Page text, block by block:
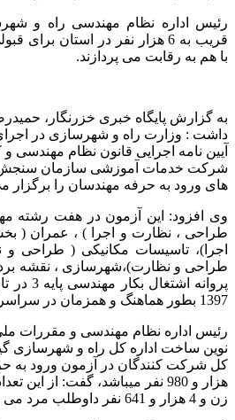
رئیس اداره نظام مهندسی راه و
قریب به 6 هزار نفر در استان
با هم به رقابت می پردازند.
به گزارش پایگاه خبری خزرنگار،
آیین نامه اجرایی قانون نظام مهندسی
شرکت خدمات آموزشی سازمان
های ورود به حرفه مهندسان را برگزار
وی افزود: این آزمون در هفت رشته
طراحی ، نظارت و اجرا ) ، عمران (
اجرا)، تاسیسات مکانیکی ( طراحی
طراحی و نظارت)،شهرسازی ، نقشه
1397 بطور هماهنگ و همزمان در سراسر کشور برگزار می گردد.
رئیس اداره نظام مهندسی و مقررات
نوین ساخت اداره کل راه و شهرسازی
زن و 4 هزار و 641 نفر داوطلب مرد می باشند.